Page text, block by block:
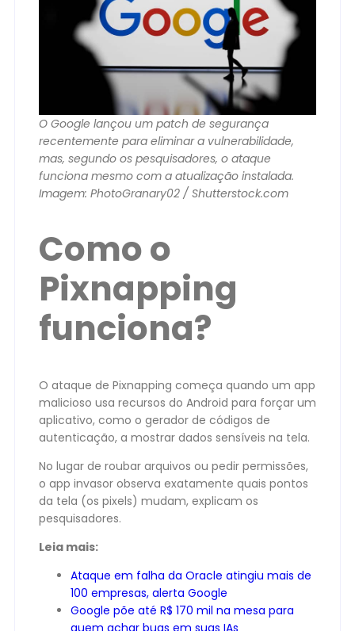
O Google lançou um patch de segurança
recentemente para eliminar a vulnerabilidade,
mas, segundo os pesquisadores, o ataque
funciona mesmo com a atualização instalada.
Imagem: PhotoGranary02 / Shutterstock.com
Como o
Pixnapping
funciona?
O ataque de Pixnapping começa quando um app
malicioso usa recursos do Android para forçar um
aplicativo, como o gerador de códigos de
autenticação, a mostrar dados sensíveis na tela.
No lugar de roubar arquivos ou pedir permissões,
o app invasor observa exatamente quais pontos
da tela (os pixels) mudam, explicam os
pesquisadores.
Leia mais:
Ataque em falha da Oracle atingiu mais de
100 empresas, alerta Google
Google põe até R$ 170 mil na mesa para
quem achar bugs em suas IAs